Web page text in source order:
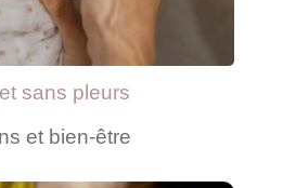
sans pleurs
et bien-être